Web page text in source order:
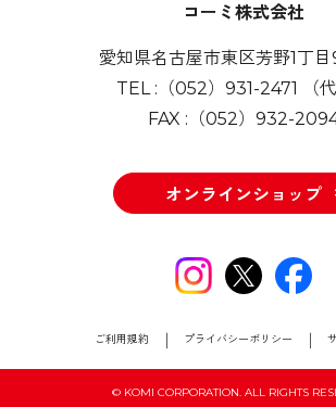
コーミ株式会社
愛知県名古屋市東区芳野1丁
TEL : （052）931-2471 （
FAX : （052）932-
オンラインショップ
ご利用規約 プライバシーポリシー
© KOMI CORPORATION. ALL RIGHTS